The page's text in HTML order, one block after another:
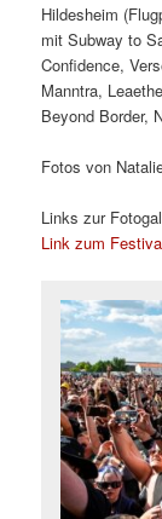
Hildesheim
mit Subway to
Confidence,
Manntra,
Beyond Border,
Fotos von
Links zur
Link zum